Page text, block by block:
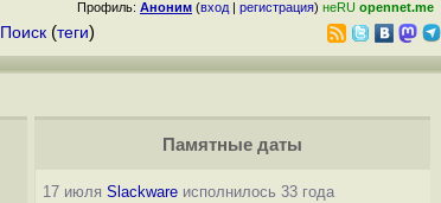
Профиль: Аноним (вход | регистрация) неRU opennet.me
Поиск (теги)
Памятные даты
17 июля Slackwareисполнилось 33 года